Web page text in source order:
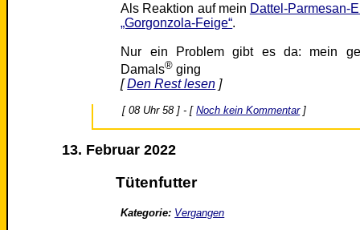
Als Reaktion auf mein Dattel-Parmesan-
„Gorgonzola-Feige“.
Nur ein Problem gibt es da: mein
Damals® ging
[Den Rest lesen ]
[ 08 Uhr 58 ] - [Noch kein Kommentar]
13. Februar 2022
Tütenfutter
Kategorie: Vergangen